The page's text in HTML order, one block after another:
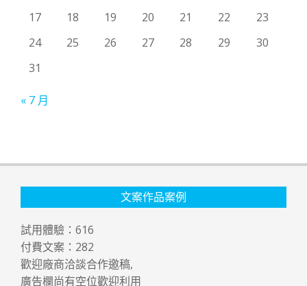
17
18 19 20 21 22
23
24
25 26 27 28 29
30
31
« 7 月
文案作品案例
試用體驗： 616
付費文案： 282
歡迎廠商洽談合作邀稿,
廣告欄尚有空位歡迎利用